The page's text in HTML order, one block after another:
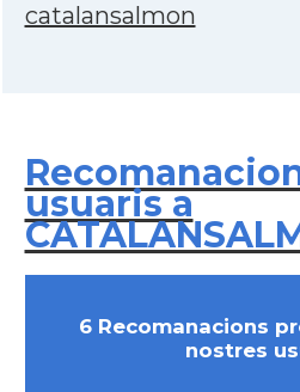
catalansalmon
usuaris a
6 Recomanacions
nostres